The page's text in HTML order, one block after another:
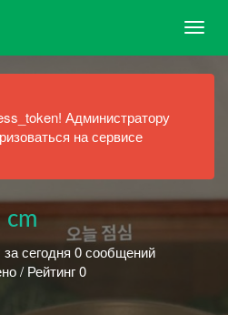
Администратору
на сервисе
cm
за сегодня 0 сообщений
/ Рейтинг 0